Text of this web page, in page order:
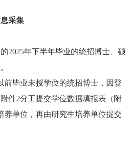
采集
2025年下半年毕业的统招博士、硕
前毕业未授学位的统招博士，因登
件2分工提交学位数据填报表（附
养单位，再由研究生培养单位提交